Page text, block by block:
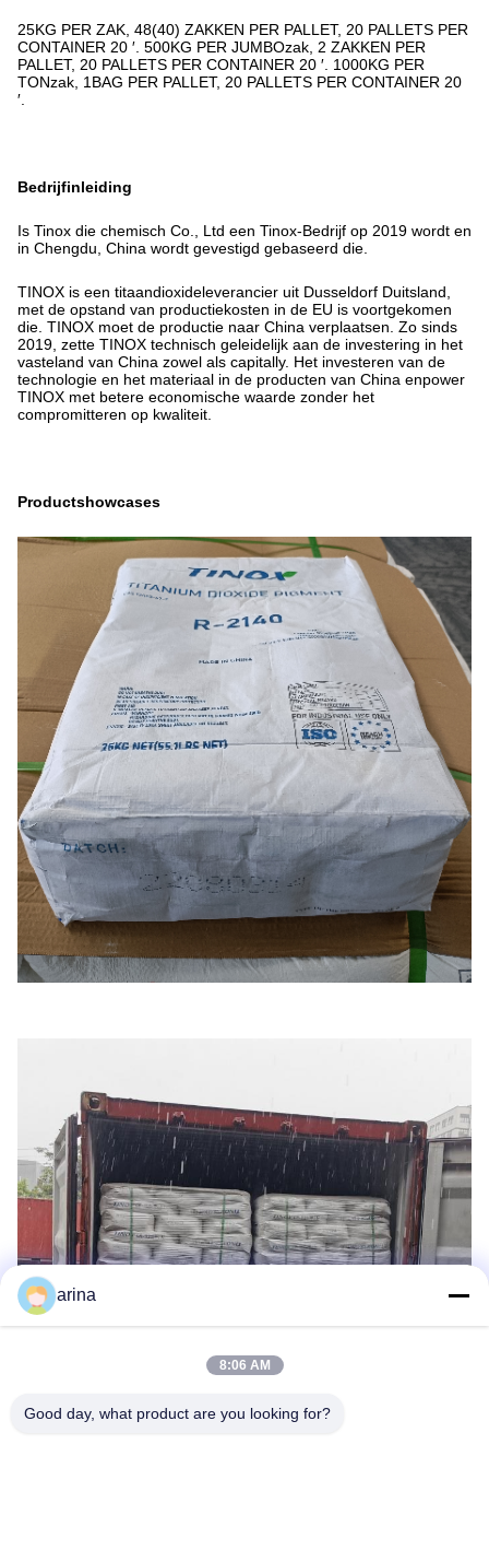
25KG PER ZAK, 48(40) ZAKKEN PER PALLET, 20 PALLETS PER
CONTAINER 20 ′. 500KG PER JUMBOzak, 2 ZAKKEN PER
PALLET, 20 PALLETS PER CONTAINER 20 ′. 1000KG PER
TONzak, 1BAG PER PALLET, 20 PALLETS PER CONTAINER 20
′.
Bedrijfinleiding
Is Tinox die chemisch Co., Ltd een Tinox-Bedrijf op 2019 wordt en
in Chengdu, China wordt gevestigd gebaseerd die.
TINOX is een titaandioxideleverancier uit Dusseldorf Duitsland,
met de opstand van productiekosten in de EU is voortgekomen
die. TINOX moet de productie naar China verplaatsen. Zo sinds
2019, zette TINOX technisch geleidelijk aan de investering in het
vasteland van China zowel als capitally. Het investeren van de
technologie en het materiaal in de producten van China enpower
TINOX met betere economische waarde zonder het
compromitteren op kwaliteit.
Productshowcases
arina
8:06 AM
Good day, what product are you looking for?